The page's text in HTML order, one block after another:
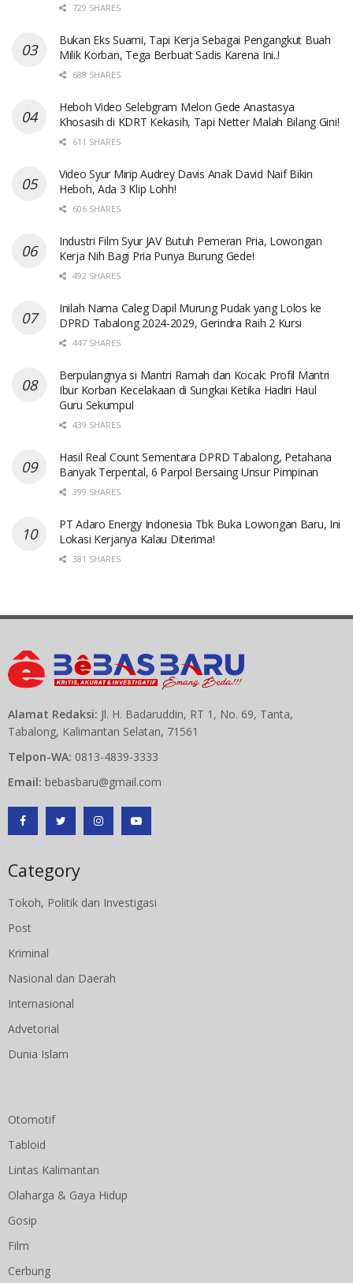
729 SHARES
Bukan Eks Suami, Tapi Kerja Sebagai Pengangkut Buah
Milik Korban, Tega Berbuat Sadis Karena Ini..!
688 SHARES
Heboh Video Selebgram Melon Gede Anastasya
Khosasih di KDRT Kekasih, Tapi Netter Malah Bilang Gini!
611 SHARES
Video Syur Mirip Audrey Davis Anak David Naif Bikin
Heboh, Ada 3 Klip Lohh!
606 SHARES
Industri Film Syur JAV Butuh Pemeran Pria, Lowongan
Kerja Nih Bagi Pria Punya Burung Gede!
492 SHARES
Inilah Nama Caleg Dapil Murung Pudak yang Lolos ke
DPRD Tabalong 2024-2029, Gerindra Raih 2 Kursi
447 SHARES
Berpulangnya si Mantri Ramah dan Kocak: Profil Mantri
Ibur Korban Kecelakaan di Sungkai Ketika Hadiri Haul
Guru Sekumpul
439 SHARES
Hasil Real Count Sementara DPRD Tabalong, Petahana
Banyak Terpental, 6 Parpol Bersaing Unsur Pimpinan
399 SHARES
PT Adaro Energy Indonesia Tbk Buka Lowongan Baru, Ini
Lokasi Kerjanya Kalau Diterima!
381 SHARES
Alamat Redaksi: Jl. H. Badaruddin, RT 1, No. 69, Tanta,
Tabalong, Kalimantan Selatan, 71561
Telpon-WA: 0813-4839-3333
Email: bebasbaru@gmail.com
Category
Tokoh, Politik dan Investigasi
Post
Kriminal
Nasional dan Daerah
Internasional
Advetorial
Dunia Islam
Otomotif
Tabloid
Lintas Kalimantan
Olaharga & Gaya Hidup
Gosip
Film
Cerbung